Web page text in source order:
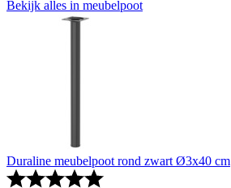
Bekijk alles in meubelpoot
Duraline meubelpoot rond zwart Ø3x40 cm